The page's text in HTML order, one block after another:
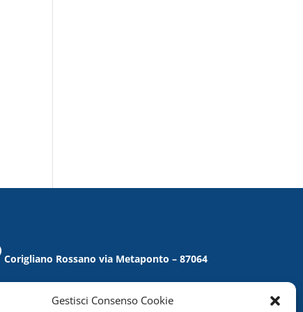
Gestisci Consenso Cookie
Corigliano Rossano via Metaponto – 87064
Tel. / Fax 0983/859021